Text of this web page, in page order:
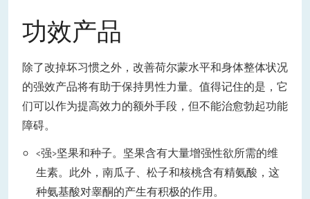
功效产品
除了改掉坏习惯之外，改善荷尔蒙水平和身体整体状况
的强效产品将有助于保持男性力量。值得记住的是，它
们可以作为提高效力的额外手段，但不能治愈勃起功能
障碍。
<强>坚果和种子。坚果含有大量增强性欲所需的维
生素。此外，南瓜子、松子和核桃含有精氨酸，这
种氨基酸对睾酮的产生有积极的作用。